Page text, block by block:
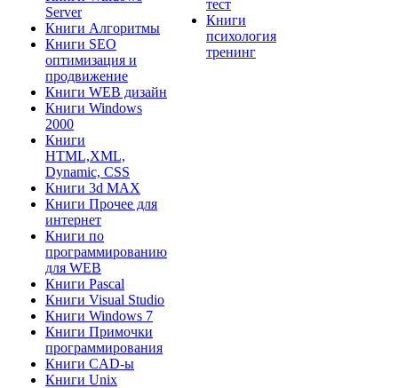
Server
Книги Алгоритмы
Книги SEO
оптимизация и
продвижение
Книги WEB дизайн
Книги Windows
2000
Книги
HTML,XML,
Dynamic, CSS
Книги 3d MAX
Книги Прочее для
интернет
Книги по
программированию
для WEB
Книги Pascal
Книги Visual Studio
Книги Windows 7
Книги Примочки
программирования
Книги CAD-ы
Книги Unix
тест
Книги
психология
тренинг